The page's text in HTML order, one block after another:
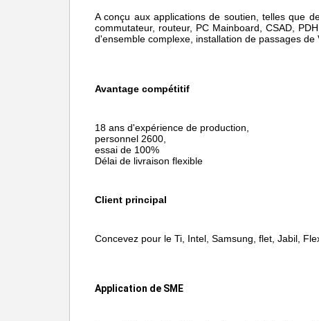
A conçu aux applications de soutien, telles que
commutateur, routeur, PC Mainboard, CSAD,
d'ensemble complexe, installation de passages
Avantage compétitif
18 ans d'expérience de production,
personnel 2600,
essai de 100%
Délai de livraison flexible
Client principal
Concevez pour le Ti, Intel, Samsung, flet, Jabil,
Application de SME